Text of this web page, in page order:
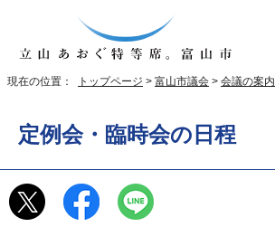
現在の位置： トップページ > 富山市議会 > 会議の案内
定例会・臨時会の日程